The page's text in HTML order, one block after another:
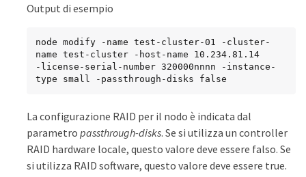
Output di esempio
node modify -name test-cluster-01 -cluster-
name test-cluster -host-name 10.234.81.14
-license-serial-number 320000nnnn -instance-
type small -passthrough-disks false
La configurazione RAID per il nodo è indicata dal
parametro passthrough-disks. Se si utilizza un controller
RAID hardware locale, questo valore deve essere falso. Se
si utilizza RAID software, questo valore deve essere true.